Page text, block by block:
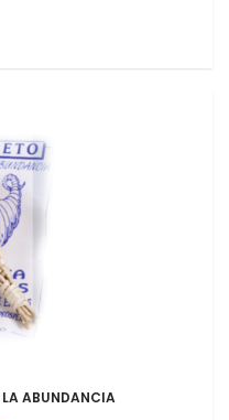
ABUNDANCIA